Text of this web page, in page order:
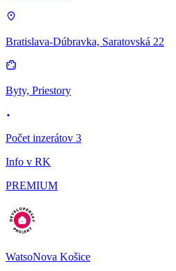
Bratislava-Dúbravka, Saratovská 22
Byty, Priestory
Počet inzerátov 3
Info v RK
PREMIUM
WatsoNova Košice